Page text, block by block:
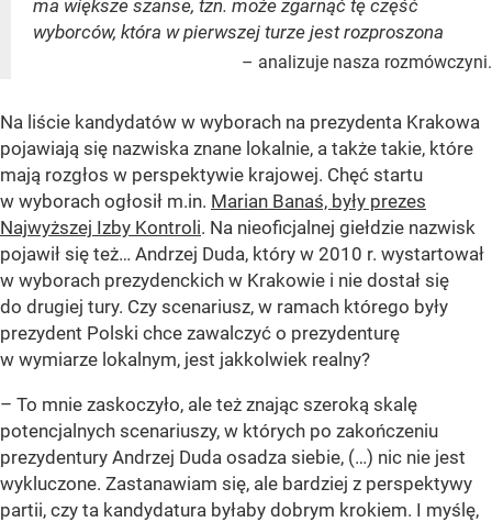
ma większe szanse, tzn. może zgarnąć tę część
wyborców, która w pierwszej turze jest rozproszona
– analizuje nasza rozmówczyni.
Na liście kandydatów w wyborach na prezydenta Krakowa
pojawiają się nazwiska znane lokalnie, a także takie, które
mają rozgłos w perspektywie krajowej. Chęć startu
w wyborach ogłosił m.in. Marian Banaś, były prezes
Najwyższej Izby Kontroli. Na nieoficjalnej giełdzie nazwisk
pojawił się też… Andrzej Duda, który w 2010 r. wystartował
w wyborach prezydenckich w Krakowie i nie dostał się
do drugiej tury. Czy scenariusz, w ramach którego były
prezydent Polski chce zawalczyć o prezydenturę
w wymiarze lokalnym, jest jakkolwiek realny?
– To mnie zaskoczyło, ale też znając szeroką skalę
potencjalnych scenariuszy, w których po zakończeniu
prezydentury Andrzej Duda osadza siebie, (…) nic nie jest
wykluczone. Zastanawiam się, ale bardziej z perspektywy
partii, czy ta kandydatura byłaby dobrym krokiem. I myślę,